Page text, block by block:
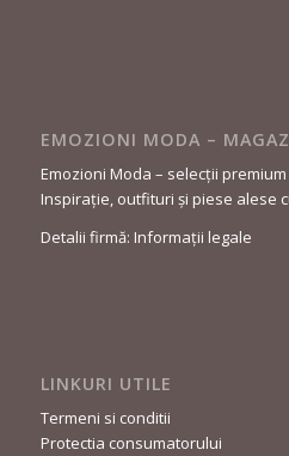
EMOZIONI MODA –
Emozioni Moda – selecții
Inspirație, outfituri și piese alese
Detalii firmă: Informații legale
LINKURI UTILE
Termeni si conditii
Protectia consumatorului